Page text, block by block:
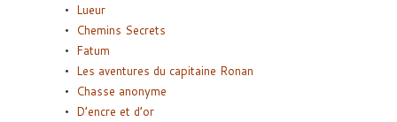
Lueur
Chemins Secrets
Fatum
Les aventures du capitaine Ronan
Chasse anonyme
D’encre et d’or